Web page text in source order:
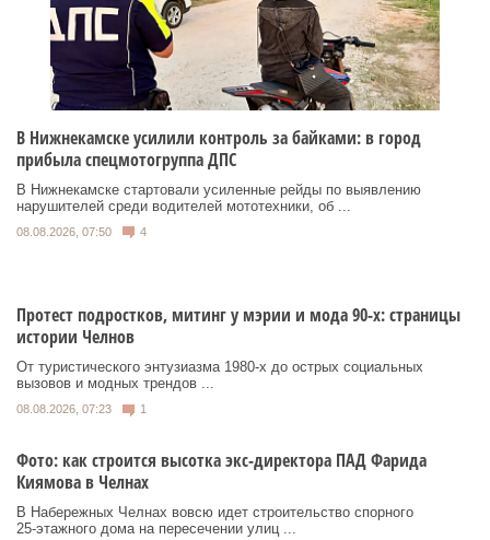
В Нижнекамске усилили контроль за байками: в город
прибыла спецмотогруппа ДПС
В Нижнекамске стартовали усиленные рейды по выявлению
нарушителей среди водителей мототехники, об ...
08.08.2026, 07:50 4
Протест подростков, митинг у мэрии и мода 90-х: страницы
истории Челнов
От туристического энтузиазма 1980‑х до острых социальных
вызовов и модных трендов ...
08.08.2026, 07:23 1
Фото: как строится высотка экс-директора ПАД Фарида
Киямова в Челнах
В Набережных Челнах вовсю идет строительство спорного
25‑этажного дома на пересечении улиц ...